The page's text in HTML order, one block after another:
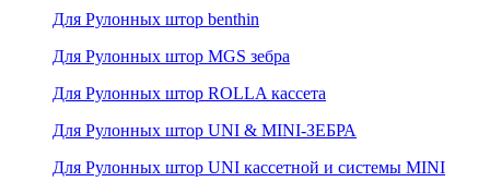
Для Рулонных штор benthin
Для Рулонных штор MGS зебра
Для Рулонных штор ROLLA кассета
Для Рулонных штор UNI & MINI-ЗЕБРА
Для Рулонных штор UNI кассетной и системы MINI